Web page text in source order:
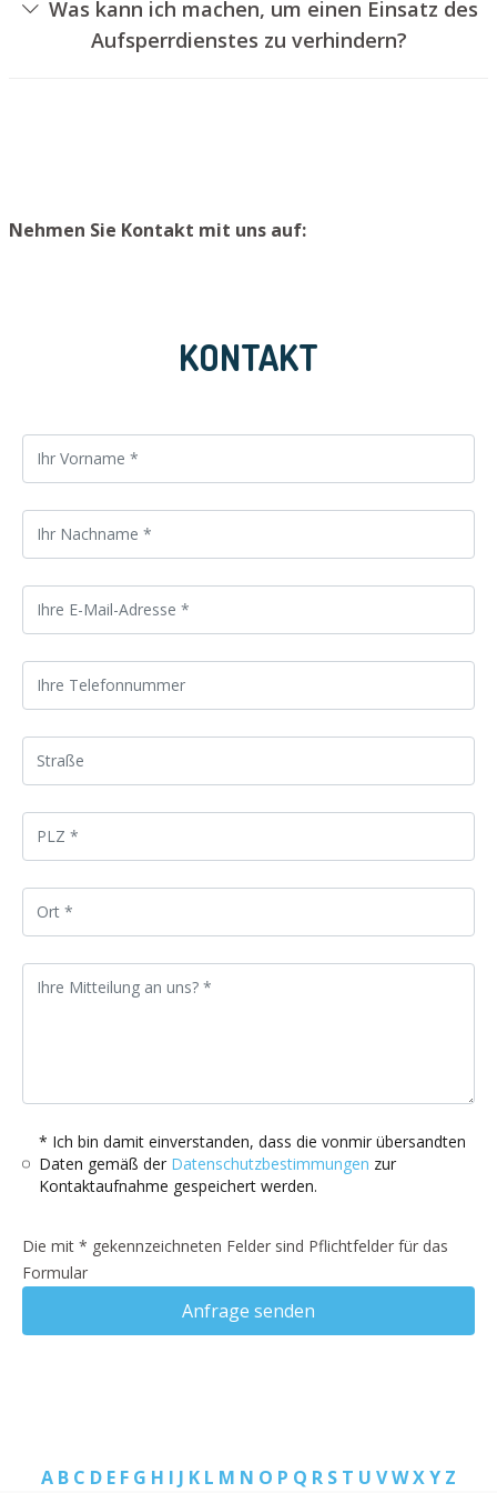
geschehen, ohne das Türschloss aufzubohren. Wir
setzen Ihnen jedoch einen neuen Schließzylinder ein,
Was kann ich machen, um einen Einsatz des
Aufsperrdienstes zu verhindern?
Nehmen Sie Kontakt mit uns auf:
KONTAKT
* Ich bin damit einverstanden, dass die vonmir übersandten
Daten gemäß der Datenschutzbestimmungen zur
Kontaktaufnahme gespeichert werden.
Die mit * gekennzeichneten Felder sind Pflichtfelder für das
Formular
Anfrage senden
A B C D E F G H I J K L M N O P Q R S T U VWXY Z